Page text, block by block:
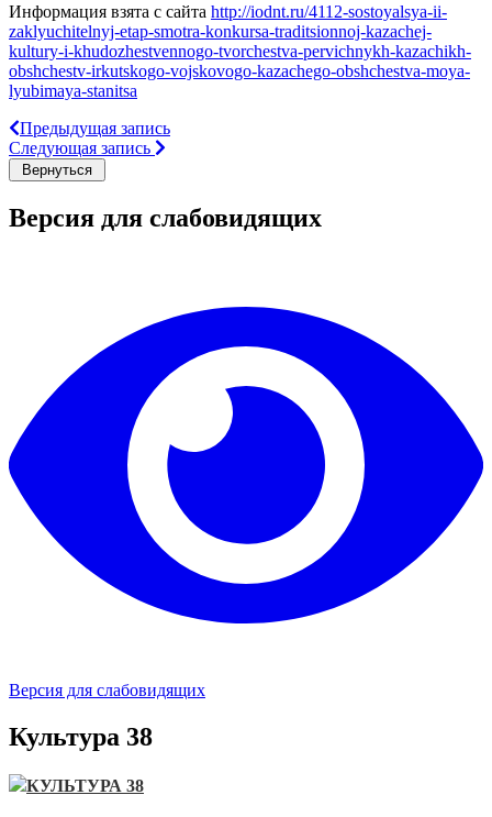
Информация взята с сайта http://iodnt.ru/4112-sostoyalsya-ii-
zaklyuchitelnyj-etap-smotra-konkursa-traditsionnoj-kazachej-
kultury-i-khudozhestvennogo-tvorchestva-pervichnykh-kazachikh-
obshchestv-irkutskogo-vojskovogo-kazachego-obshchestva-moya-
lyubimaya-stanitsa
Предыдущая запись
Следующая запись
Версия для слабовидящих
Версия для слабовидящих
Культура 38
КУЛЬТУРА 38